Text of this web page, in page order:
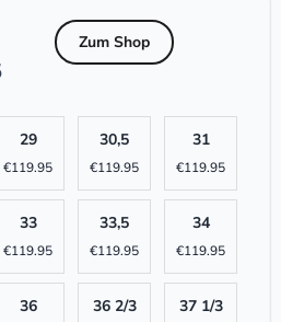
Zum Shop
29
€119.95
30,5
€119.95
31
€119.95
33
€119.95
33,5
€119.95
34
€119.95
36 36 2/3 37 1/3